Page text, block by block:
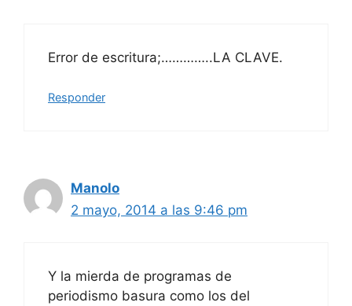
Error de escritura;…………..LA CLAVE.
Responder
Manolo
2 mayo, 2014 a las 9:46 pm
Y la mierda de programas de
periodismo basura como los del